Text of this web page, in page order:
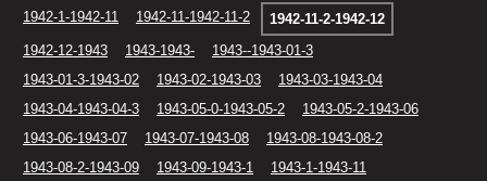
1942-1-1942-11
1942-11-1942-11-2
1942-11-2-1942-12
1942-12-1943
1943-1943-
1943--1943-01-3
1943-01-3-1943-02
1943-02-1943-03
1943-03-1943-04
1943-04-1943-04-3
1943-05-0-1943-05-2
1943-05-2-1943-06
1943-06-1943-07
1943-07-1943-08
1943-08-1943-08-2
1943-08-2-1943-09
1943-09-1943-1
1943-1-1943-11